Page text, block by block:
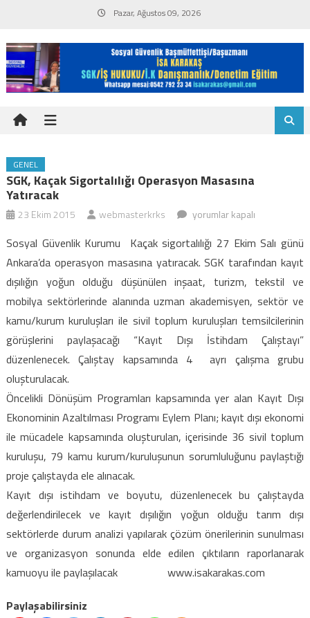
content
Pazar, Ağustos 09, 2026
GENEL
SGK, Kaçak Sigortalılığı Operasyon Masasına
Yatıracak
23 Ekim 2015 webmasterkrks
SGK,
sigortalılığı
operasyon
masasına
yatıracak
için
yorumlar kapalı
Sosyal Güvenlik Kurumu Kaçak sigortalılığı 27 Ekim Salı günü
Ankara’da operasyon masasına yatıracak. SGK tarafından kayıt
dışılığın yoğun olduğu düşünülen inşaat, turizm, tekstil ve
mobilya sektörlerinde alanında uzman akademisyen, sektör ve
kamu/kurum kuruluşları ile sivil toplum kuruluşları temsilcilerinin
görüşlerini paylaşacağı “Kayıt Dışı İstihdam Çalıştayı”
düzenlenecek. Çalıştay kapsamında 4 ayrı çalışma grubu
oluşturulacak.
Öncelikli Dönüşüm Programları kapsamında yer alan Kayıt Dışı
Ekonominin Azaltılması Programı Eylem Planı; kayıt dışı ekonomi
ile mücadele kapsamında oluşturulan, içerisinde 36 sivil toplum
kuruluşu, 79 kamu kurum/kuruluşunun sorumluluğunu paylaştığı
proje çalıştayda ele alınacak.
Kayıt dışı istihdam ve boyutu, düzenlenecek bu çalıştayda
değerlendirilecek ve kayıt dışılığın yoğun olduğu tarım dışı
sektörlerde durum analizi yapılarak çözüm önerilerinin sunulması
ve organizasyon sonunda elde edilen çıktıların raporlanarak
kamuoyu ile paylaşılacak www.isakarakas.com
Paylaşabilirsiniz